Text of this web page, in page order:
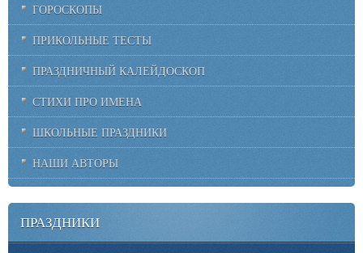
ГОРОСКОПЫ
ПРИКОЛЬНЫЕ ТЕСТЫ
ПРАЗДНИЧНЫЙ КАЛЕЙДОСКОП
СТИХИ ПРО ИМЕНА
ШКОЛЬНЫЕ ПРАЗДНИКИ
НАШИ АВТОРЫ
ПРАЗДНИКИ